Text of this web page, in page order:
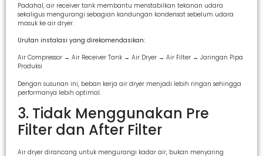
Padahal, air receiver tank membantu menstabilkan tekanan udara
sekaligus mengurangi sebagian kandungan kondensat sebelum udara
masuk ke air dryer.
Urutan instalasi yang direkomendasikan:
Air Compressor → Air Receiver Tank → Air Dryer → Air Filter → Jaringan Pipa
Produksi
Dengan susunan ini, beban kerja air dryer menjadi lebih ringan sehingga
performanya lebih optimal.
3. Tidak Menggunakan Pre
Filter dan After Filter
Air dryer dirancang untuk mengurangi kadar air, bukan menyaring